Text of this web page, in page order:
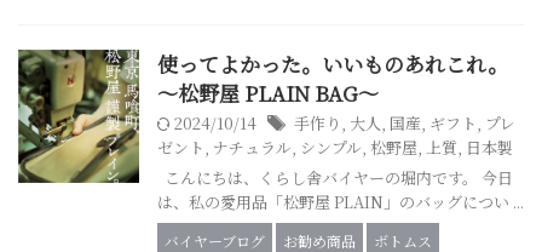
使ってよかった。いいものあれこれ。
～松野屋 PLAIN BAG～
2024/10/14 手作り , 大人, 国産, ギフト, プレ
ゼント, ナチュラル, シンプル, 松野屋, 上質, 日本製
こんにちは、くらし舎バイヤーの堀内です。 今日
は、私の愛用品「松野屋 PLAIN」のバッグについ ...
バイヤーブログ お勧め商品
ボトムス